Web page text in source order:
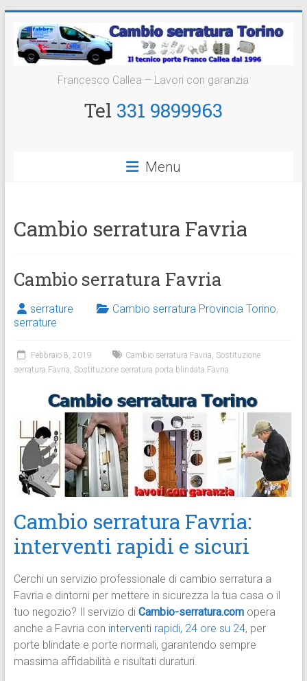
contenuto
Cambio
Serratura
Francesco Callea – Lavori con garanzia
Tel 331 9899963
Menu
Cambio serratura Favria
Cambio serratura Favria
serrature Cambio serratura Provincia Torino,
serrature
Febbraio 8, 2019 Cambio serratura Favria, Sostituzione
serratura Favria, Sostituzione serratura porta blindata Favria
Cambio serratura Favria:
interventi rapidi e sicuri
Cerchi un servizio professionale di cambio serratura a
Favria e dintorni per mettere in sicurezza la tua casa o il
tuo negozio? Il servizio di Cambio-serratura.comopera
anche a Favria con interventi rapidi, 24 ore su 24, per
porte blindate e porte normali, garantendo sempre
massima affidabilità e risultati duraturi.